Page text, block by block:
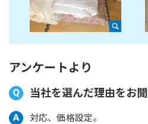
アンケートより
当社を選んだ理由をお聞
対応、価格設定。